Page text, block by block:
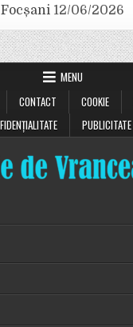
12/06/2026
MENU
CONTACT COOKIE
PUBLICITATE